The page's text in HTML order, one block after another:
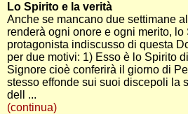
Lo Spirito e la verità
Anche se mancano due settimane
renderà ogni onore e ogni merito, lo
protagonista indiscusso di questa
per due motivi: 1) Esso è lo Spirito
Signore cioè conferirà il giorno di
stesso effonde sui suoi discepoli la
dell ...
(continua)